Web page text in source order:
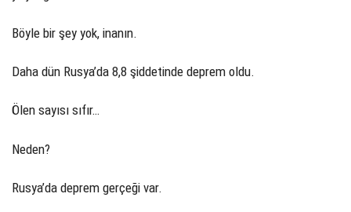
Böyle bir şey yok, inanın.
Daha dün Rusya’da 8,8 şiddetinde deprem oldu.
Ölen sayısı sıfır…
Neden?
Rusya’da deprem gerçeği var.